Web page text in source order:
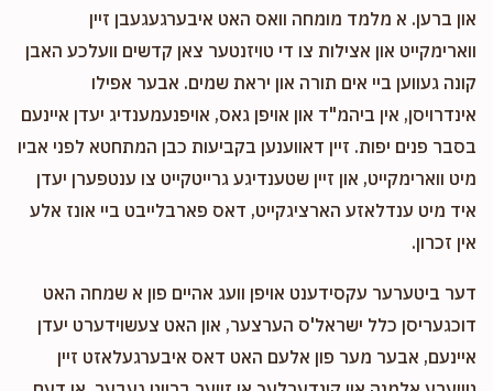
און ברען. א מלמד מומחה וואס האט איבערגעגעבן זיין
ווארימקייט און אצילות צו די טויזנטער צאן קדשים וועלכע האבן
קונה געווען ביי אים תורה און יראת שמים. אבער אפילו
אינדרויסן, אין ביהמ"ד און אויפן גאס, אויפנעמענדיג יעדן איינעם
בסבר פנים יפות. זיין דאווענען בקביעות כבן המתחטא לפני אביו
מיט ווארימקייט, און זיין שטענדיגע גרייטקייט צו ענטפערן יעדן
איד מיט ענדלאזע הארציגקייט, דאס פארבלייבט ביי אונז אלע
אין זכרון.
דער ביטערער עקסידענט אויפן וועג אהיים פון א שמחה האט
דוכגעריסן כלל ישראל'ס הערצער, און האט צעשוידערט יעדן
איינעם, אבער מער פון אלעם האט דאס איבערגעלאזט זיין